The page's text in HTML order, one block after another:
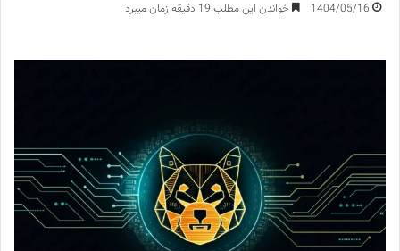
1404/05/16 خواندن این مطلب 19 دقیقه زمان میبرد